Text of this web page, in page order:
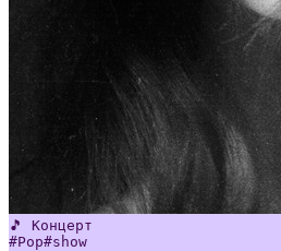
🎵 Концерт
#Pop#show